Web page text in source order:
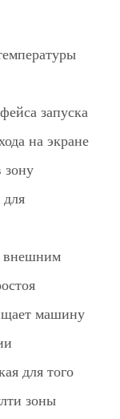
запуска
на экране
зону
внешним
машину
для того
зоны